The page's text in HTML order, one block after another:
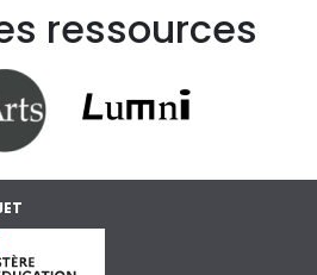
ressources